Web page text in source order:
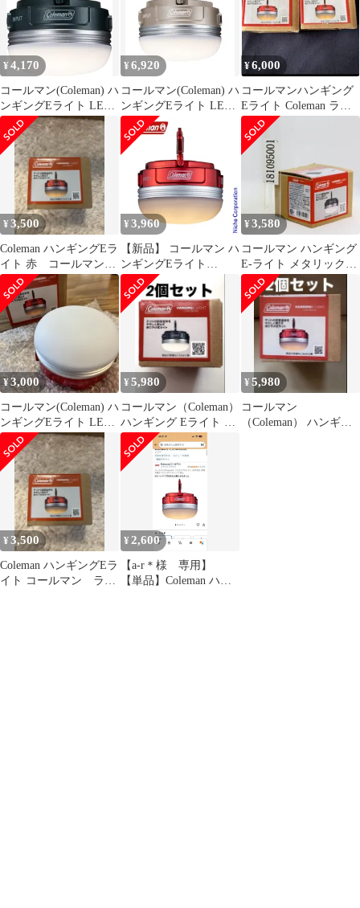
登山 照明 小型 作業灯
卓上 USB充電 1
¥ 4,170
コールマン(Coleman) ハ
ンギングEライト LED
防災 停電 充電式 アウ
トドア キャンプ 登山
¥ 6,920
コールマン(Coleman) ハ
ンギングEライト LED
防災 停電 充電式 アウ
トドア キャンプ 登山
国内発送
¥6,000
コールマンハンギング
Eライト Coleman ライ
ト アウトドア
¥3,500
Coleman ハンギングEラ
イト 赤 コールマン
吊り下げライト
¥ 3,960
【新品】 コールマン ハ
ンギングEライト
2000037352 キャンプ用
品 LED 充電式 ライト
防災 吊り下げ式 照明
アウトドア
¥3,580
コールマン ハンギング
E-ライト メタリックグ
リーン 2206770
¥3,000
コールマン(Coleman) ハ
ンギングEライト LED
防災 停電 充電式
¥5,980
コールマン（Coleman）
ハンギング Eライト メ
タリック グリーン2個
セット
¥5,980
コールマン
（Coleman） ハンギン
¥3,500
Coleman ハンギングEラ
イト コールマン ライ
¥ 2,600
【a-r＊様 専用】
【単品】Coleman ハン